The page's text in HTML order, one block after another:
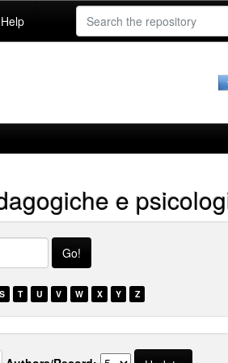
Help
e
S T U V W X Y Z